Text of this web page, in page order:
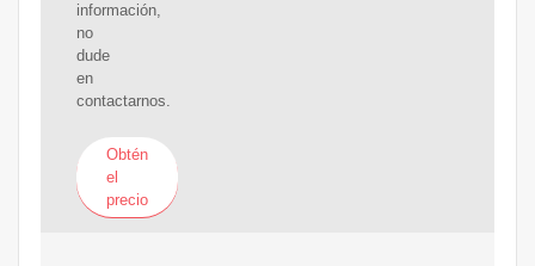
información,
no
dude
en
contactarnos.
Obtén
el
precio